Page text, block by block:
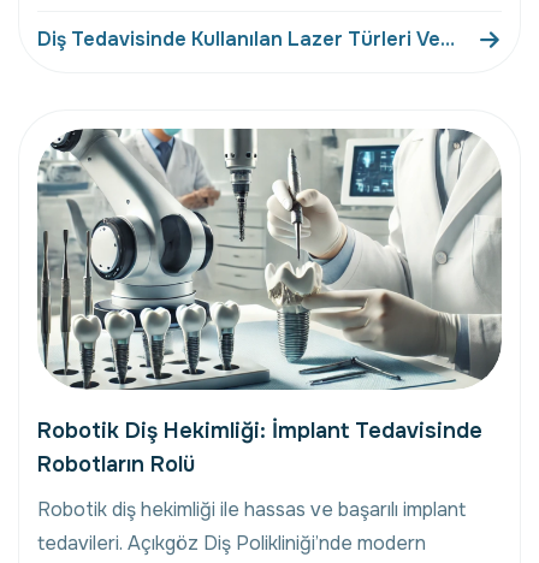
Diş Tedavisinde Kullanılan Lazer Türleri Ve
Robotik Diş Hekimliği: İmplant Tedavisinde
Robotların Rolü
Robotik diş hekimliği ile hassas ve başarılı implant
tedavileri. Açıkgöz Diş Polikliniği’nde modern